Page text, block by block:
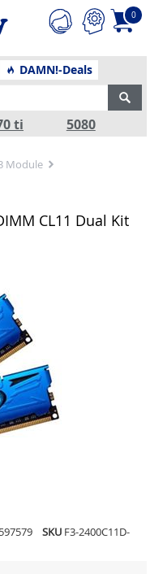
0
DAMN!-Deals
ti 5080
Module
CL11 Dual Kit
SKU F3-2400C11D-